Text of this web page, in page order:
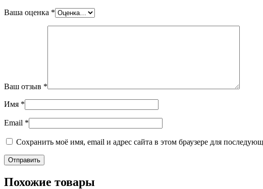
Ваша оценка *
Ваш отзыв *
Имя *
Email *
Сохранить моё имя, email и адрес сайта в этом браузере для
Похожие товары